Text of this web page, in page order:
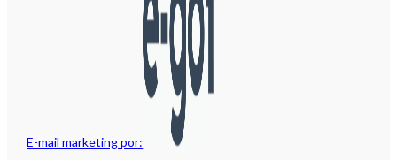
E-mail marketing por: